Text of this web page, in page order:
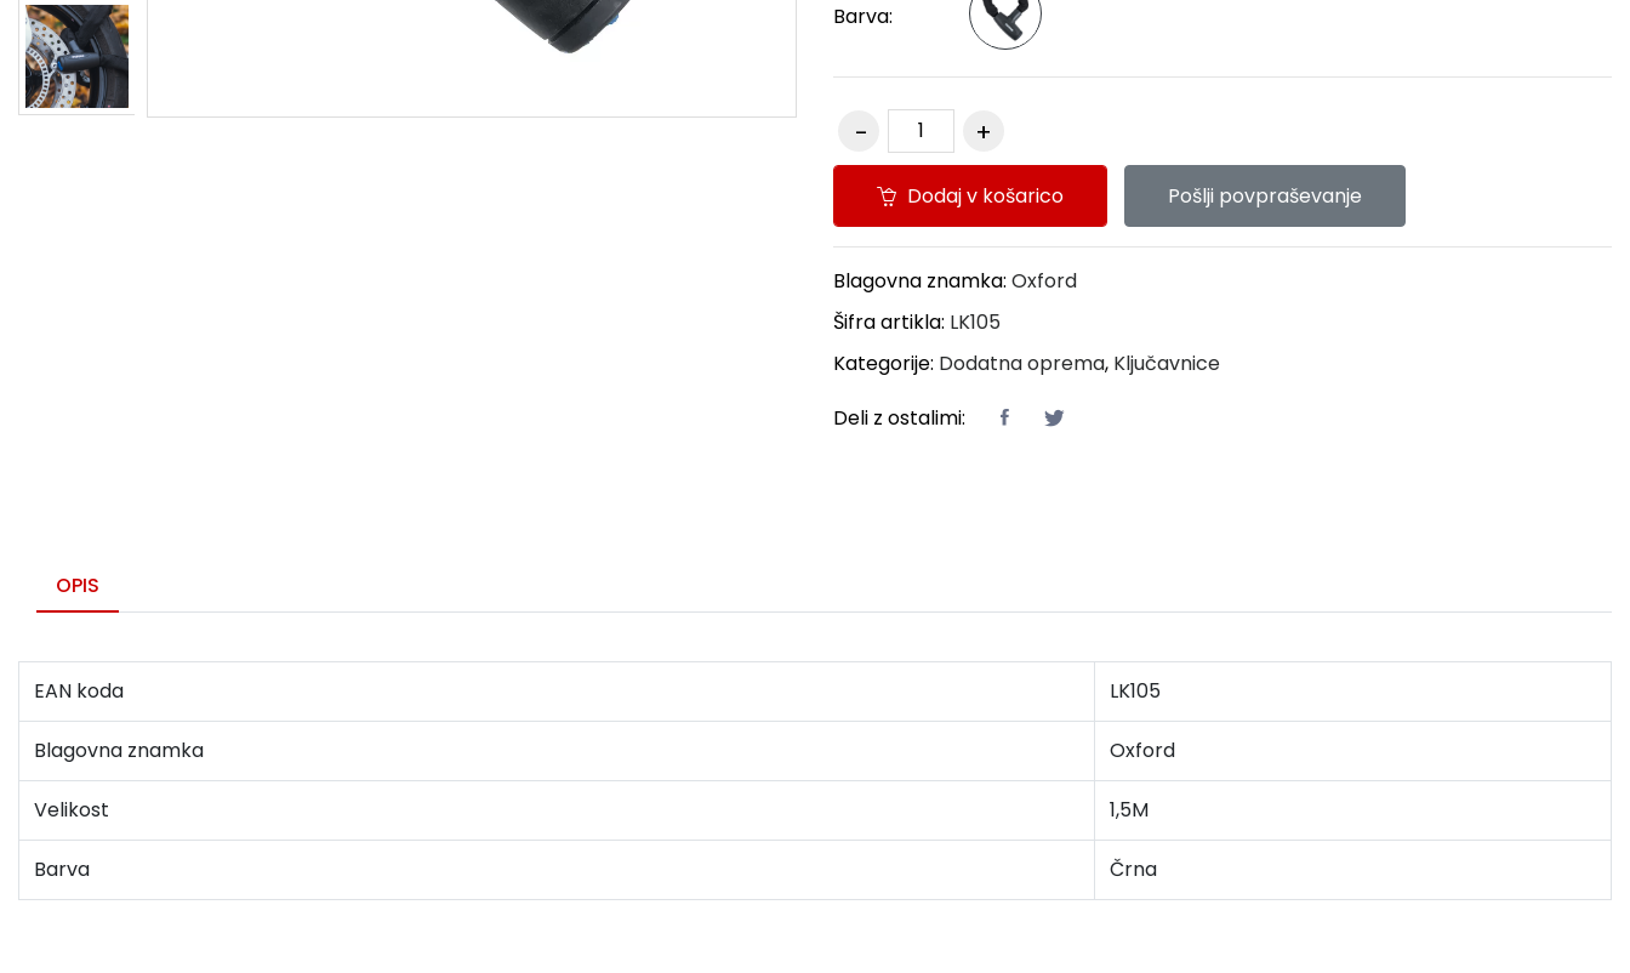
Barva:
Dodaj v košarico Pošlji povpraševanje
Blagovna znamka: Oxford
Šifra artikla: LK105
Kategorije: Dodatna oprema, Ključavnice
Deli z ostalimi:
OPIS
EAN koda LK105
Blagovna znamka Oxford
Velikost 1,5M
Barva Črna